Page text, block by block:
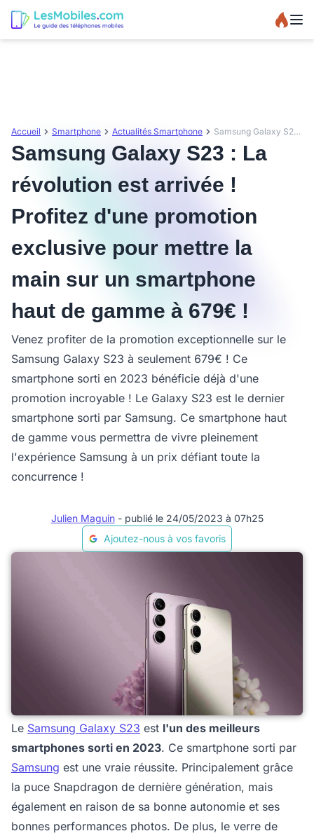
Accueil Smartphone Actualités Smartphone Samsung Galaxy S23 : La révolution est arrivée ! Profitez d'une promotion exclusive pour mettre la main sur un smartphone haut de gamme à 679€ !
Samsung Galaxy S23 : La
révolution est arrivée !
Profitez d'une promotion
exclusive pour mettre la
main sur un smartphone
haut de gamme à 679€ !
Venez profiter de la promotion exceptionnelle sur le
Samsung Galaxy S23 à seulement 679€ ! Ce
smartphone sorti en 2023 bénéficie déjà d'une
promotion incroyable ! Le Galaxy S23 est le dernier
smartphone sorti par Samsung. Ce smartphone haut
de gamme vous permettra de vivre pleinement
l'expérience Samsung à un prix défiant toute la
concurrence !
Julien Maguin - publié le 24/05/2023 à 07h25
Ajoutez-nous à vos favoris
Le Samsung Galaxy S23 est l'un des meilleurs
smartphones sorti en 2023. Ce smartphone sorti par
Samsung est une vraie réussite. Principalement grâce
la puce Snapdragon de dernière génération, mais
également en raison de sa bonne autonomie et ses
bonnes performances photos. De plus, le verre de